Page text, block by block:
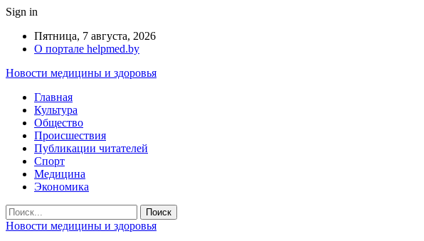
Sign in
Пятница, 7 августа, 2026
О портале helpmed.by
Новости медицины и здоровья
Главная
Культура
Общество
Происшествия
Публикации читателей
Спорт
Медицина
Экономика
Новости медицины и здоровья